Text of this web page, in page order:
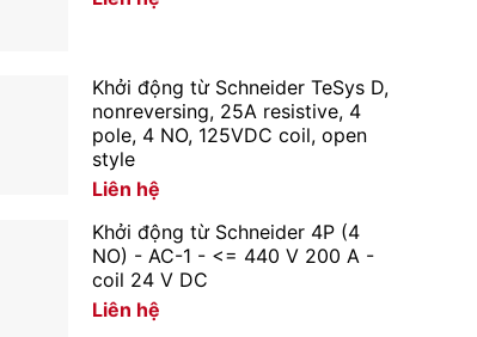
Khởi động từ Schneider TeSys D,
nonreversing, 25A resistive, 4
pole, 4 NO, 125VDC coil, open
style
Liên hệ
Khởi động từ Schneider 4P (4
NO) - AC-1 - <= 440 V 200 A -
coil 24 V DC
Liên hệ